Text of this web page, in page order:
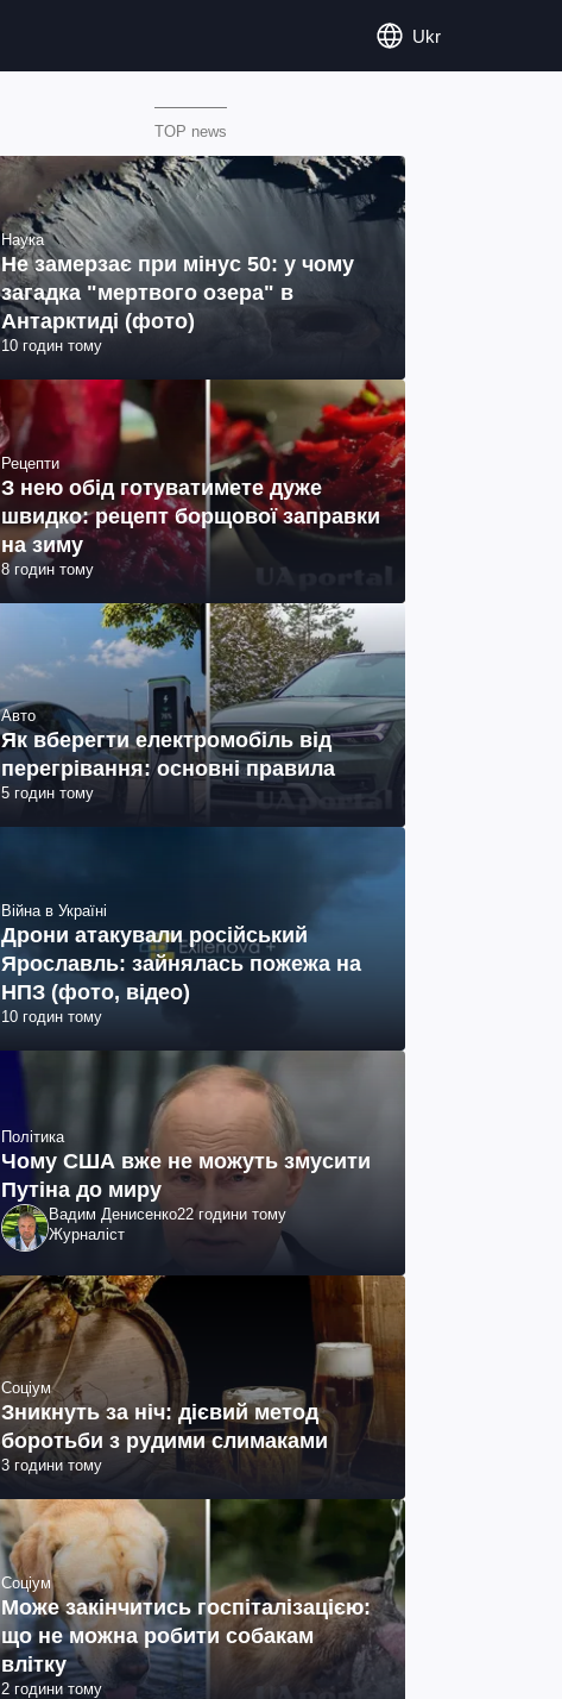
Ukr
TOP news
Наука
Не замерзає при мінус 50: у чому
загадка "мертвого озера" в
Антарктиді (фото)
10 годин тому
Рецепти
З нею обід готуватимете дуже
швидко: рецепт борщової заправки
на зиму
8 годин тому
Авто
Як вберегти електромобіль від
перегрівання: основні правила
5 годин тому
Війна в Україні
Дрони атакували російський
Ярославль: зайнялась пожежа на
НПЗ (фото, відео)
10 годин тому
Політика
Чому США вже не можуть змусити
Путіна до миру
Вадим Денисенко22 години тому
Журналіст
Соціум
Зникнуть за ніч: дієвий метод
боротьби з рудими слимаками
3 години тому
Соціум
Може закінчитись госпіталізацією:
що не можна робити собакам
влітку
2 години тому